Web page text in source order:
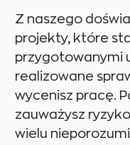
Z naszego
projekty, które
przygotowanymi
realizowane
wycenisz pracę.
zauważysz
wielu